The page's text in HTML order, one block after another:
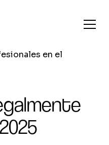
en el